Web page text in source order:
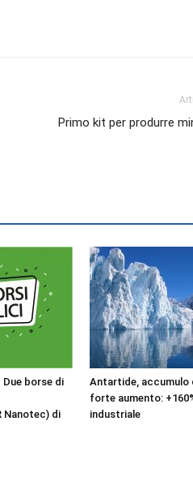
Primo kit per produrre
Due borse di
Nanotec) di
Antartide, accumulo
forte aumento:
industriale